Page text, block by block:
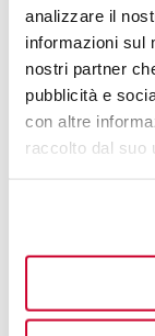
analizzare il
informazioni sul
nostri partner
pubblicità e
con altre
raccolto dal suo